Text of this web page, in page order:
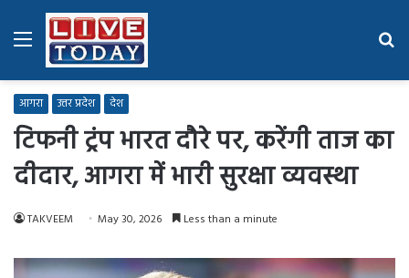
Menu
आगरा उत्तर प्रदेश देश
टिफनी ट्रंप भारत दौरे पर, करेंगी ताज का
दीदार, आगरा में भारी सुरक्षा व्यवस्था
TAKVEEM May 30, 2026 Less than a minute